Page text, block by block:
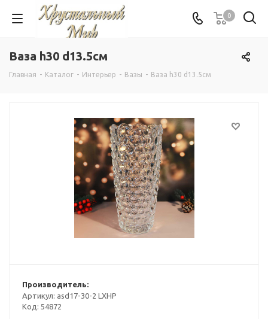
0
Ваза h30 d13.5см
Главная - Каталог - Интерьер - Вазы - Ваза h30 d13.5см
Производитель:
Артикул: asd17-30-2 LXHP
Код: 54872